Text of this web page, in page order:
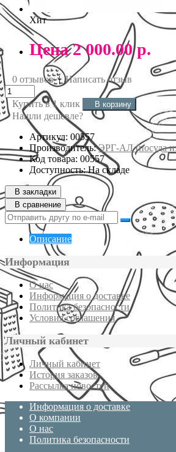
Хит
Цена2 000.00 р.
0 отзывов|Написать отзыв
Купить в 1 клик В корзину
Нашли дешевле?
Артикул: 00557
Производитель:ЭРГ-АЛ (посуда
Код товара: 00557
Доступность: На складе
В закладки
В сравнение
Описание
Информация
О нас
Информация о доставке
Политика безопасности
Условия соглашения
Личный кабинет
Личный кабинет
История заказов
Рассылка новостей
Информация о доставке
О компании
О нас
Политика безопасности